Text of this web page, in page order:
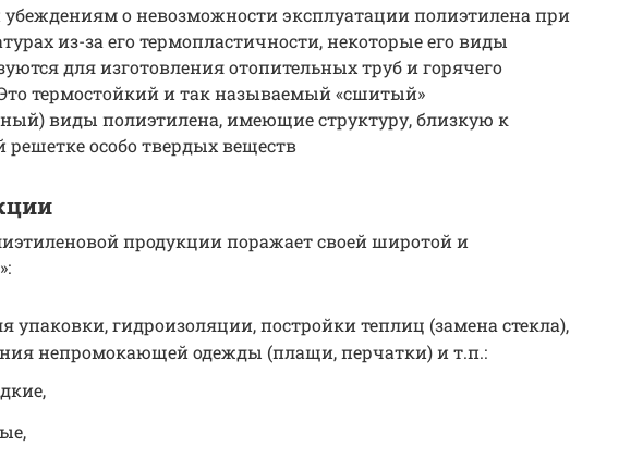
о невозможности эксплуатации полиэтилена при
из-за его термопластичности, некоторые его виды
для изготовления отопительных труб и горячего
термостойкий и так называемый «сшитый»
виды полиэтилена, имеющие структуру, близкую к
решетке особо твердых веществ
продукции поражает своей широтой и
упаковки, гидроизоляции, постройки теплиц (замена стекла),
непромокающей одежды (плащи, перчатки) и т.п.: